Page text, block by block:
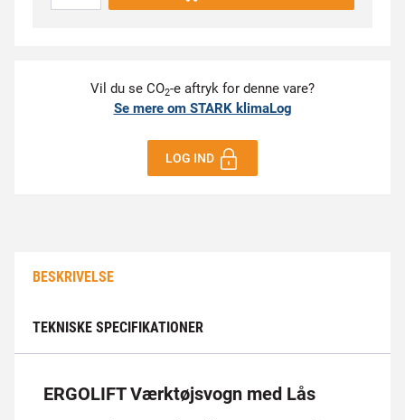
Vil du se CO2-e aftryk for denne vare?
Se mere om STARK klimaLog
LOG IND
BESKRIVELSE
TEKNISKE SPECIFIKATIONER
ERGOLIFT Værktøjsvogn med Lås